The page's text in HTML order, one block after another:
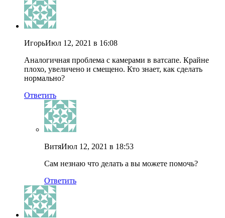
ИгорьИюл 12, 2021 в 16:08
Аналогичная проблема с камерами в ватсапе. Крайне
плохо, увеличено и смещено. Кто знает, как сделать
нормально?
Ответить
ВитяИюл 12, 2021 в 18:53
Сам незнаю что делать а вы можете помочь?
Ответить